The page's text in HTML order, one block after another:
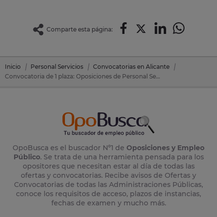
Comparte esta página:
Inicio Personal Servicios
Convocatorias en Alicante
Convocatoria de 1 plaza: Oposiciones de Personal Servicios en Calp/Calpe (Alicante)
OpoBusca es el buscador Nº1 de Oposiciones y Empleo
Público. Se trata de una herramienta pensada para los
opositores que necesitan estar al día de todas las
ofertas y convocatorias. Recibe avisos de Ofertas y
Convocatorias de todas las Administraciones Públicas,
conoce los requisitos de acceso, plazos de instancias,
fechas de examen y mucho más.